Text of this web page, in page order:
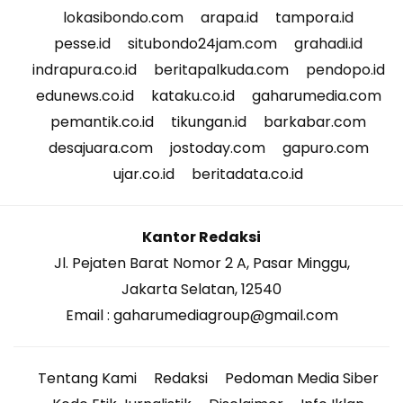
lokasibondo.com
arapa.id
tampora.id
pesse.id
situbondo24jam.com
grahadi.id
indrapura.co.id
beritapalkuda.com
pendopo.id
edunews.co.id
kataku.co.id
gaharumedia.com
pemantik.co.id
tikungan.id
barkabar.com
desajuara.com
jostoday.com
gapuro.com
ujar.co.id
beritadata.co.id
Kantor Redaksi
Jl. Pejaten Barat Nomor 2 A, Pasar Minggu,
Jakarta Selatan, 12540
Email : gaharumediagroup@gmail.com
Tentang Kami Redaksi
Pedoman Media Siber